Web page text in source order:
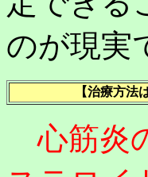
のが現実
【治療方法
心筋炎